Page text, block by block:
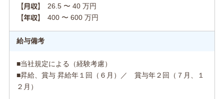
【月収】 26.5 〜 40 万円
【年収】 400 〜 600 万円
給与備考
■当社規定による（経験考慮）
■昇給、賞与 昇給年１回（６月）／ 賞与年２回（７月、１
２月）